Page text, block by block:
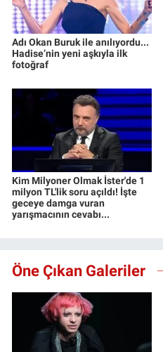
Adı Okan Buruk ile anılıyordu...
Hadise’nin yeni aşkıyla ilk
fotoğraf
Kim Milyoner Olmak İster'de 1
milyon TL'lik soru açıldı! İşte
geceye damga vuran
yarışmacının cevabı...
Öne Çıkan Galeriler